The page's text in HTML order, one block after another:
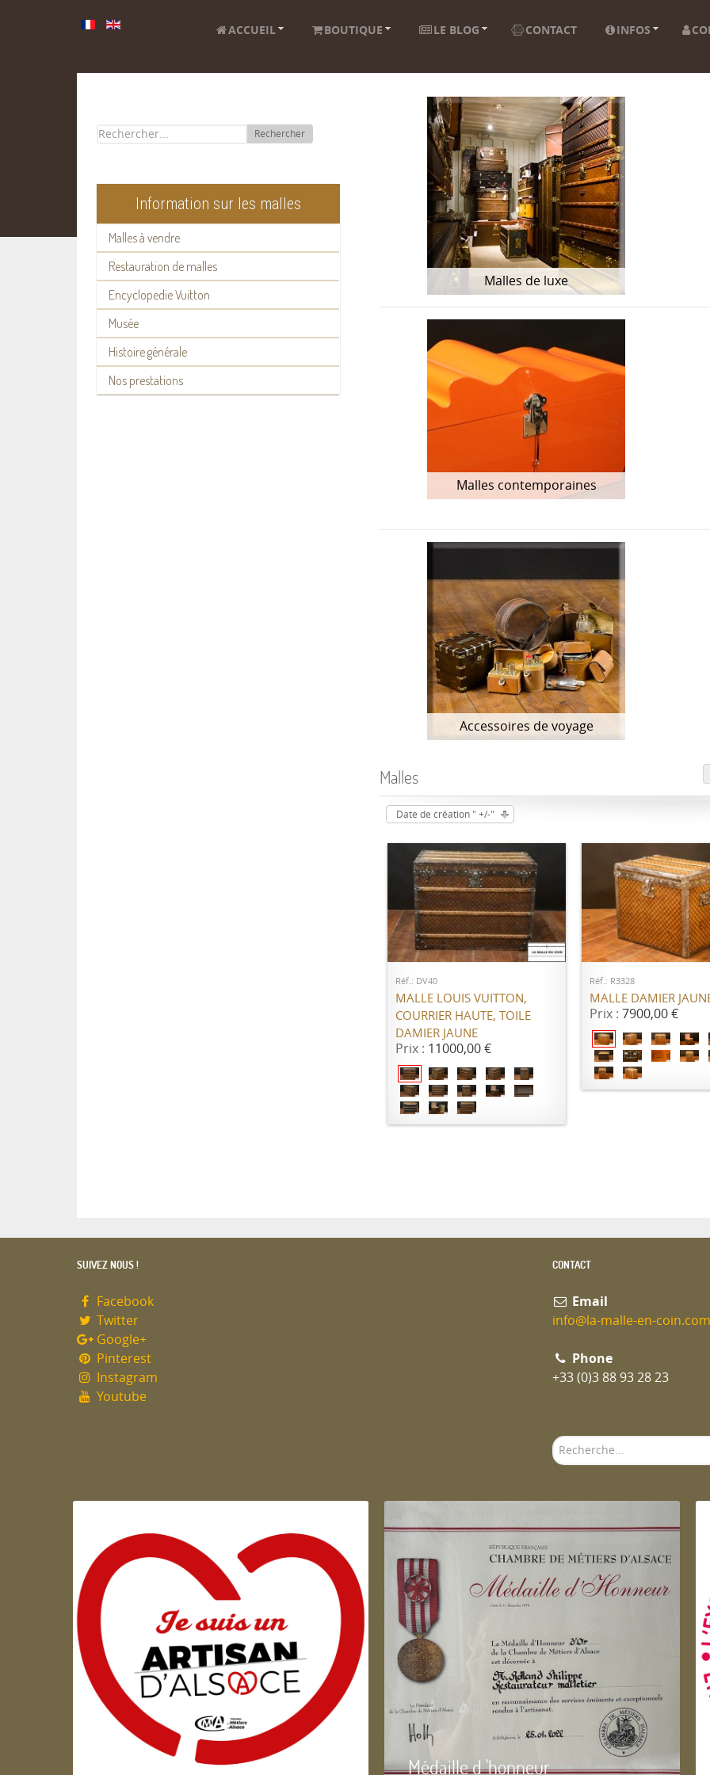
ACCUEIL BOUTIQUE LE BLOG CONTACT INFOS
Rechercher
Information sur les malles
Malles à vendre
Restauration de malles
Encyclopedie Vuitton
Musée
Histoire générale
Nos prestations
Malles de luxe
Malles contemporaines
Accessoires de voyage
Malles
Date de création " +/-"
AJOUTER AU PANIER
Réf.: DV40
MALLE LOUIS VUITTON,
COURRIER HAUTE, TOILE
DAMIER JAUNE
Prix : 11000,00 €
AJOUTER AU
Réf.: R3328
MALLE DAMIER
Prix : 7900,00 €
SUIVEZ NOUS !
Facebook
Twitter
Google+
Pinterest
Instagram
Youtube
CONTACT
Email
info@la-malle-en-coin.com
Phone
+33 (0)3 88 93 28 23
Rechercher
Artisan d'Alsace Médaille d 'honneur